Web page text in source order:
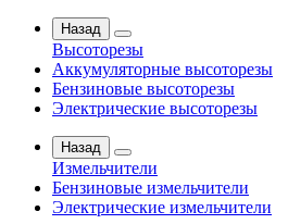
Назад
Высоторезы
Аккумуляторные высоторезы
Бензиновые высоторезы
Электрические высоторезы
Назад
Измельчители
Бензиновые измельчители
Электрические измельчители